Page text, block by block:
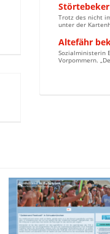
Trotz des nicht
unter der
Altefähr
Sozialministerin
Vorpommern.